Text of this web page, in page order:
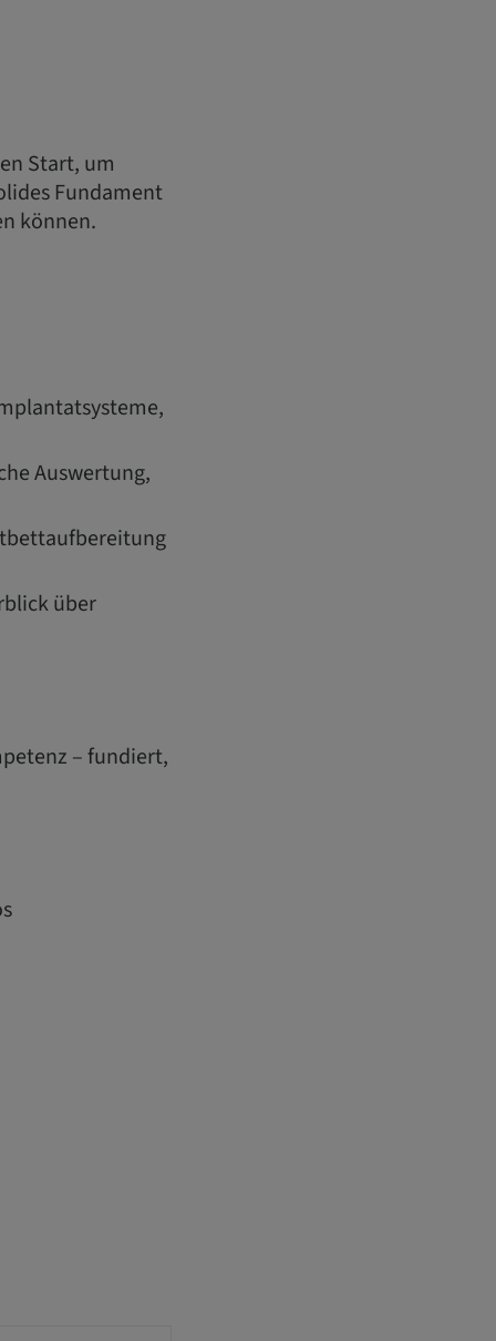
Start, um
Fundament
können.
Auswertung,
über
– fundiert,